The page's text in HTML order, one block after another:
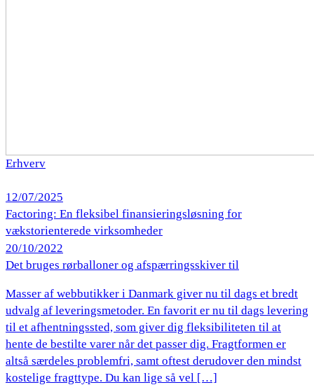
Erhverv
12/07/2025
Factoring: En fleksibel finansieringsløsning for
vækstorienterede virksomheder
20/10/2022
Det bruges rørballoner og afspærringsskiver til
Masser af webbutikker i Danmark giver nu til dags et bredt
udvalg af leveringsmetoder. En favorit er nu til dags levering
til et afhentningssted, som giver dig fleksibiliteten til at
hente de bestilte varer når det passer dig. Fragtformen er
altså særdeles problemfri, samt oftest derudover den mindst
kostelige fragttype. Du kan lige så vel […]